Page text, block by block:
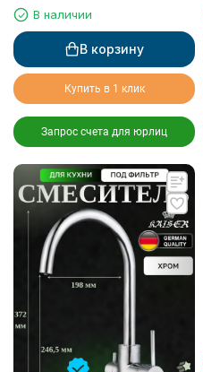
для питьевой воды, серебро
В наличии
В корзину
Купить в 1 клик
Запрос счета для юрлиц